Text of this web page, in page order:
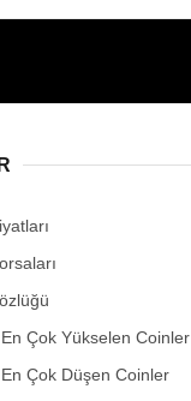
Çok Yükselen Coinler
Çok Düşen Coinler